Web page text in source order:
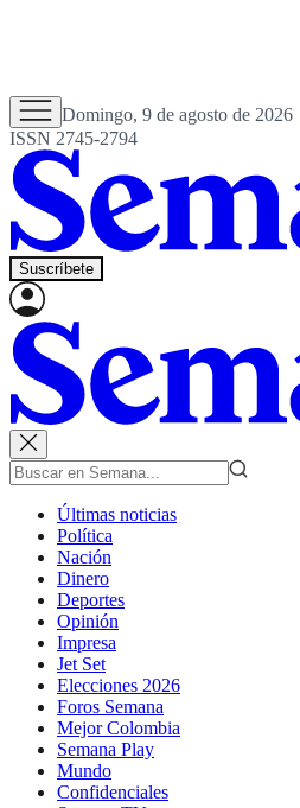
Domingo, 9 de agosto de 2026
ISSN 2745-2794
Suscríbete
Últimas noticias
Política
Nación
Dinero
Deportes
Opinión
Impresa
Jet Set
Elecciones 2026
Foros Semana
Mejor Colombia
Semana Play
Mundo
Confidenciales